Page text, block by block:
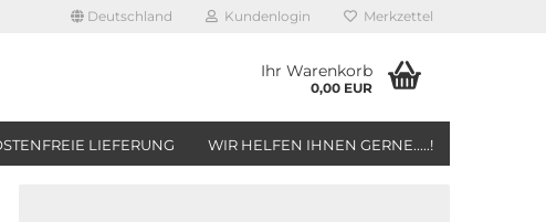
Deutschland Kundenlogin Merkzettel
Ihr Warenkorb
0,00 EUR
LIEFERUNG WIR HELFEN IHNEN GERNE.....!